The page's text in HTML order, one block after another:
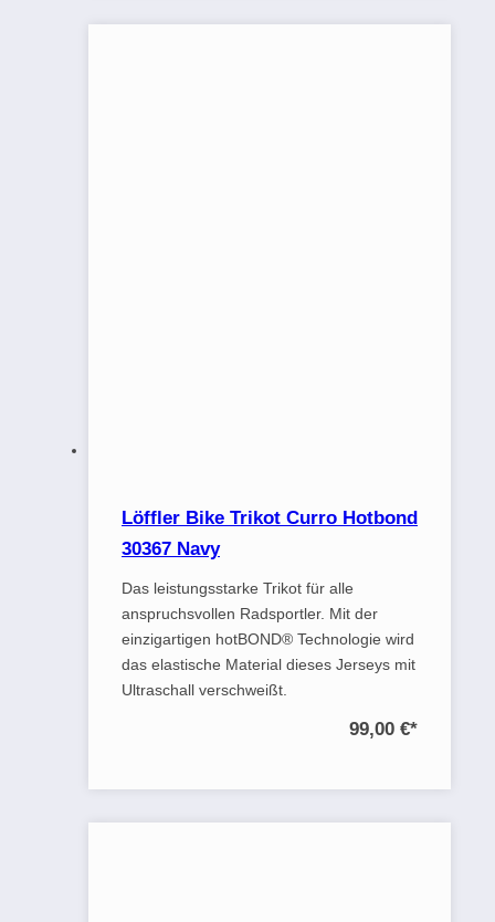
Löffler Bike Trikot Curro Hotbond
30367 Navy
Das leistungsstarke Trikot für alle
anspruchsvollen Radsportler. Mit der
einzigartigen hotBOND® Technologie wird
das elastische Material dieses Jerseys mit
Ultraschall verschweißt.
99,00 €*